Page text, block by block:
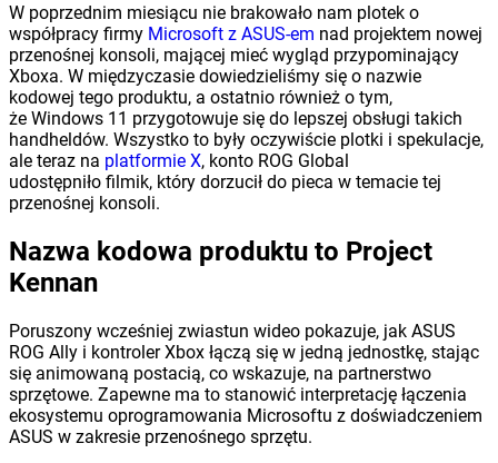
W poprzednim miesiącu nie brakowało nam plotek o
współpracy firmy Microsoft z ASUS-em nad projektem nowej
przenośnej konsoli, mającej mieć wygląd przypominający
Xboxa. W międzyczasie dowiedzieliśmy się o nazwie
kodowej tego produktu, a ostatnio również o tym,
że Windows 11 przygotowuje się do lepszej obsługi takich
handheldów. Wszystko to były oczywiście plotki i spekulacje,
ale teraz na platformie X, konto ROG Global
udostępniło filmik, który dorzucił do pieca w temacie tej
przenośnej konsoli.
Nazwa kodowa produktu to Project
Kennan
Poruszony wcześniej zwiastun wideo pokazuje, jak ASUS
ROG Ally i kontroler Xbox łączą się w jedną jednostkę, stając
się animowaną postacią, co wskazuje, na partnerstwo
sprzętowe. Zapewne ma to stanowić interpretację łączenia
ekosystemu oprogramowania Microsoftu z doświadczeniem
ASUS w zakresie przenośnego sprzętu.